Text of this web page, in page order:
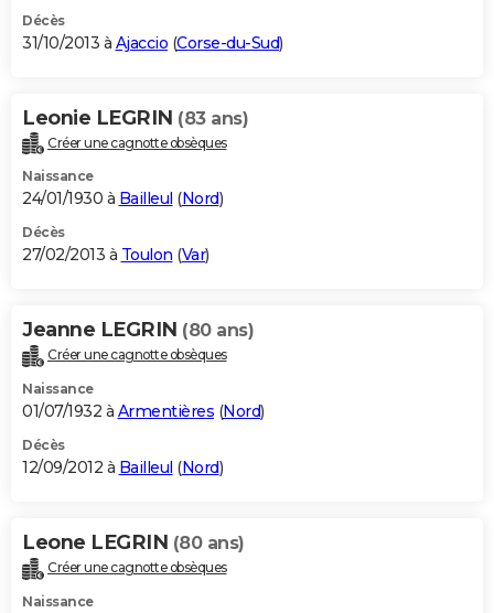
Décès
31/10/2013 à Ajaccio (Corse-du-Sud)
Leonie LEGRIN (83 ans)
Créer une cagnotte obsèques
Naissance
24/01/1930 à Bailleul (Nord)
Décès
27/02/2013 à Toulon (Var)
Jeanne LEGRIN (80 ans)
Créer une cagnotte obsèques
Naissance
01/07/1932 à Armentières (Nord)
Décès
12/09/2012 à Bailleul (Nord)
Leone LEGRIN (80 ans)
Créer une cagnotte obsèques
Naissance